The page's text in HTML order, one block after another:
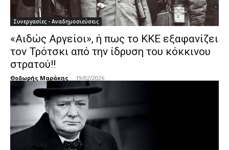
Συνεργασίες - Αναδημοσιεύσεις
«Αιδώς Αργείοι», ή πως το ΚΚΕ εξαφανίζει
τον Τρότσκι από την ίδρυση του κόκκινου
στρατού!!
Θοδωρής Μαράκης - 19/02/2026